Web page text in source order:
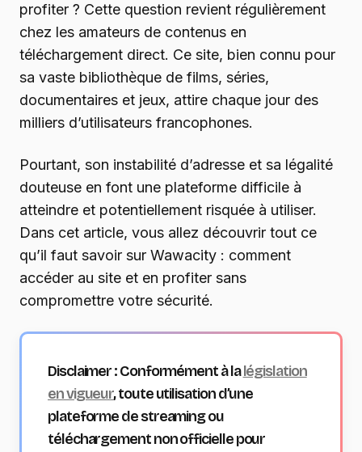
profiter ? Cette question revient régulièrement
chez les amateurs de contenus en
téléchargement direct. Ce site, bien connu pour
sa vaste bibliothèque de films, séries,
documentaires et jeux, attire chaque jour des
milliers d’utilisateurs francophones.
Pourtant, son instabilité d’adresse et sa légalité
douteuse en font une plateforme difficile à
atteindre et potentiellement risquée à utiliser.
Dans cet article, vous allez découvrir tout ce
qu’il faut savoir sur Wawacity : comment
accéder au site et en profiter sans
compromettre votre sécurité.
Disclaimer : Conformément à lalégislation
en vigueur, toute utilisation d’une
plateforme de streaming ou
téléchargement non officielle pour